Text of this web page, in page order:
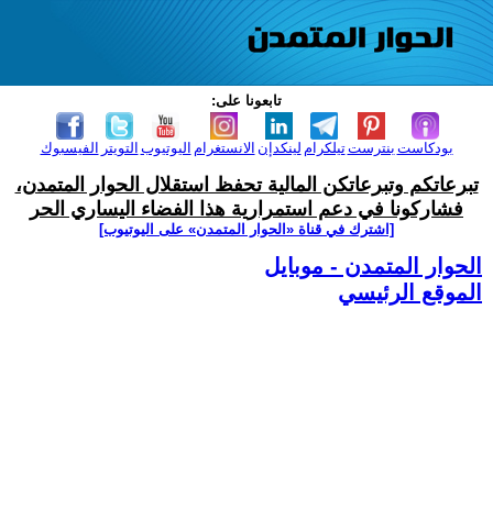
تابعونا على:
الفيسبوك التويتر اليوتيوب الانستغرام لينكدإن تيلكرامبنترست بودكاست
تبرعاتكم وتبرعاتكن المالية تحفظ استقلال الحوار المتمدن،
فشاركونا في دعم استمرارية هذا الفضاء اليساري الحر
[اشترك في قناة ‫«الحوار المتمدن» على اليوتيوب]
الحوار المتمدن - موبايل
الموقع الرئيسي